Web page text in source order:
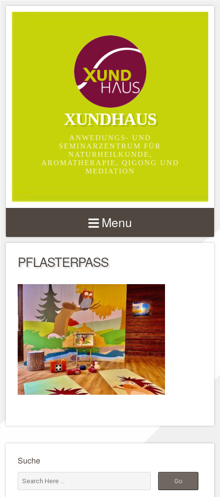
XUNDHAUS
ANWEDUNGS- UND
SEMINARZENTRUM FÜR
NATURHEILKUNDE,
AROMATHERAPIE, QIGONG UND
MEDIATION
Menu
PFLASTERPASS
Suche